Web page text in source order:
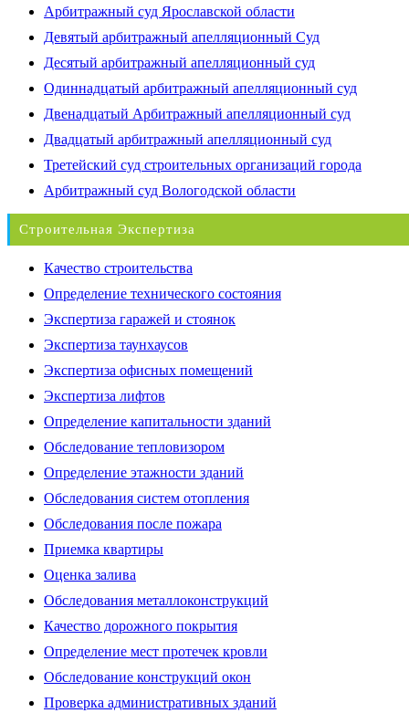
Арбитражный суд Ярославской области
Девятый арбитражный апелляционный Суд
Десятый арбитражный апелляционный суд
Одиннадцатый арбитражный апелляционный суд
Двенадцатый Арбитражный апелляционный суд
Двадцатый арбитражный апелляционный суд
Третейский суд строительных организаций города
Арбитражный суд Вологодской области
Строительная Экспертиза
Качество строительства
Определение технического состояния
Экспертиза гаражей и стоянок
Экспертиза таунхаусов
Экспертиза офисных помещений
Экспертиза лифтов
Определение капитальности зданий
Обследование тепловизором
Определение этажности зданий
Обследования систем отопления
Обследования после пожара
Приемка квартиры
Оценка залива
Обследования металлоконструкций
Качество дорожного покрытия
Определение мест протечек кровли
Обследование конструкций окон
Проверка административных зданий